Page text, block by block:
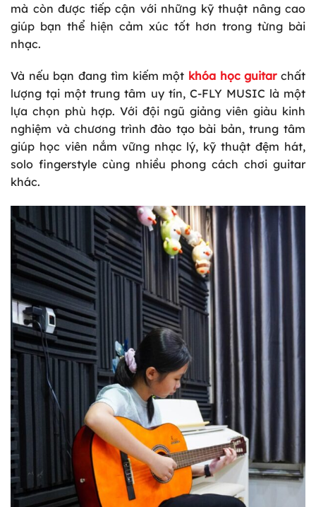
mà còn được tiếp cận với những kỹ thuật nâng cao
giúp bạn thể hiện cảm xúc tốt hơn trong từng bài
nhạc.
Và nếu bạn đang tìm kiếm một khóa học guitarchất
lượng tại một trung tâm uy tín, C-FLY MUSIC là một
lựa chọn phù hợp. Với đội ngũ giảng viên giàu kinh
nghiệm và chương trình đào tạo bài bản, trung tâm
giúp học viên nắm vững nhạc lý, kỹ thuật đệm hát,
solo fingerstyle cùng nhiều phong cách chơi guitar
khác.